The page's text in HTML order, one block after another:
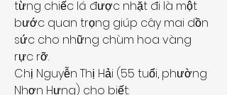
từng chiếc lá được nhặt đi là một
bước quan trọng giúp cây mai dồn
sức cho những chùm hoa vàng
rực rỡ.
Chị Nguyễn Thị Hải (55 tuổi, phường
Nhơn Hưng) cho biết: